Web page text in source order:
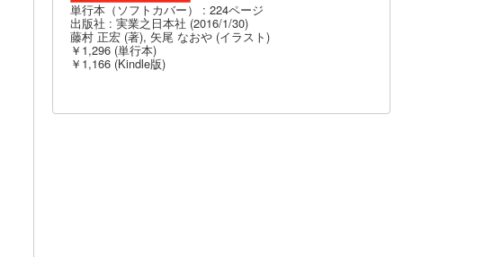
単行本（ソフトカバー） : 224ページ
出版社 : 実業之日本社 (2016/1/30)
藤村 正宏 (著), 矢尾 なおや (イラスト)
￥1,296 (単行本)
￥1,166 (Kindle版)